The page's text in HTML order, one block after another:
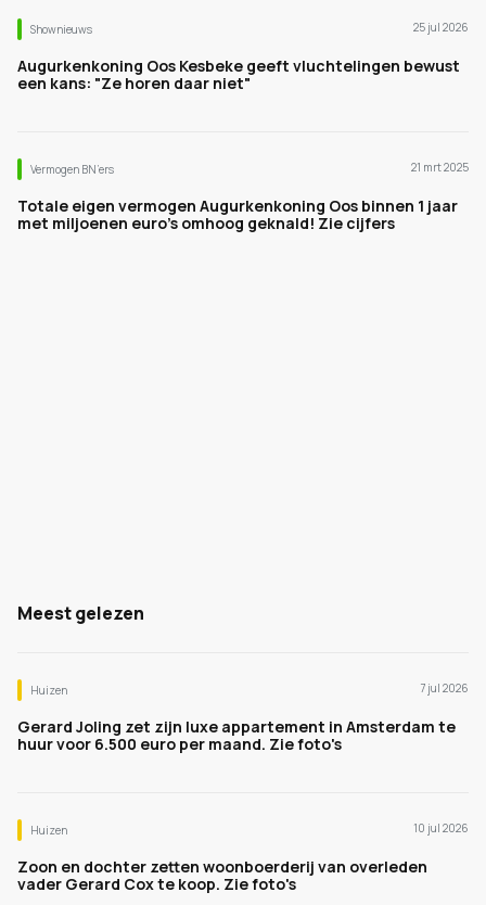
Shownieuws 25 jul 2026
Augurkenkoning Oos Kesbeke geeft vluchtelingen bewust
een kans: "Ze horen daar niet"
Vermogen BN’ers 21 mrt 2025
Totale eigen vermogen Augurkenkoning Oos binnen 1 jaar
met miljoenen euro's omhoog geknald! Zie cijfers
Meest gelezen
Huizen 7 jul 2026
Gerard Joling zet zijn luxe appartement in Amsterdam te
huur voor 6.500 euro per maand. Zie foto's
Huizen 10 jul 2026
Zoon en dochter zetten woonboerderij van overleden
vader Gerard Cox te koop. Zie foto's